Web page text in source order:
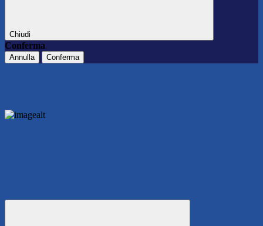
Chiudi
Conferma
Annulla Conferma